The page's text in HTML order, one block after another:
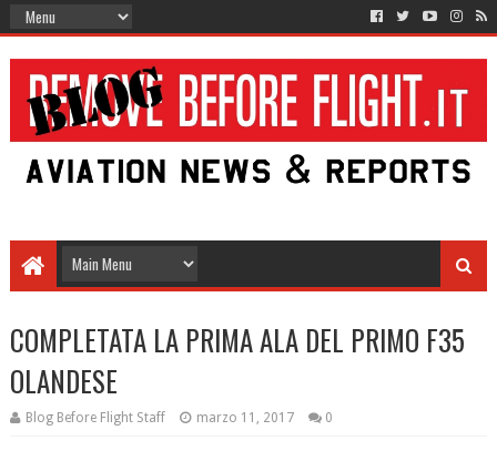
COMPLETATA LA PRIMA ALA DEL PRIMO F35
OLANDESE
Blog Before Flight Staff marzo 11, 2017 0